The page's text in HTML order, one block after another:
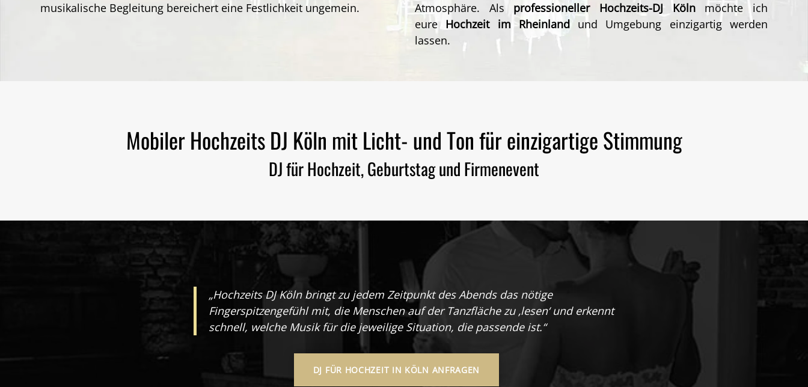
musikalische Begleitung bereichert eine Festlichkeit ungemein.
Atmosphäre. Als professioneller Hochzeits-DJKölnmöchte ich
eure Hochzeit im Rheinlandund Umgebung einzigartig werden
lassen.
Mobiler Hochzeits DJ Köln mit Licht- und Tonfür einzigartige Stimmung
DJ für Hochzeit, Geburtstag und Firmenevent
„Hochzeits DJ Köln bringt zu jedem Zeitpunkt des Abends das nötige
Fingerspitzengefühl mit, die Menschen auf der Tanzfläche zu ‚lesen‘ und erkennt
schnell, welche Musik für die jeweilige Situation, die passende ist.“
DJ FÜR HOCHZEIT IN KÖLN ANFRAGEN